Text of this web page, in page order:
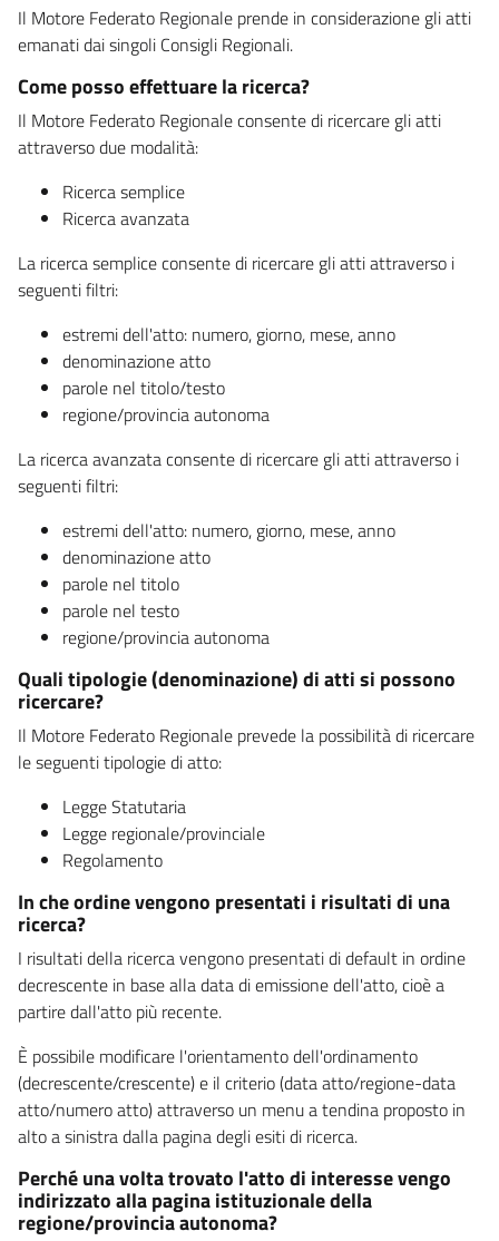
Il Motore Federato Regionale prende in considerazione gli atti
emanati dai singoli Consigli Regionali.
Come posso effettuare la ricerca?
Il Motore Federato Regionale consente di ricercare gli atti
attraverso due modalità:
Ricerca semplice
Ricerca avanzata
La ricerca semplice consente di ricercare gli atti attraverso i
seguenti filtri:
estremi dell'atto: numero, giorno, mese, anno
denominazione atto
parole nel titolo/testo
regione/provincia autonoma
La ricerca avanzata consente di ricercare gli atti attraverso i
seguenti filtri:
estremi dell'atto: numero, giorno, mese, anno
denominazione atto
parole nel titolo
parole nel testo
regione/provincia autonoma
Quali tipologie (denominazione) di atti si possono
ricercare?
Il Motore Federato Regionale prevede la possibilità di ricercare
le seguenti tipologie di atto:
Legge Statutaria
Legge regionale/provinciale
Regolamento
In che ordine vengono presentati i risultati di una
ricerca?
I risultati della ricerca vengono presentati di default in ordine
decrescente in base alla data di emissione dell'atto, cioè a
partire dall'atto più recente.
È possibile modificare l'orientamento dell'ordinamento
(decrescente/crescente) e il criterio (data atto/regione-data
atto/numero atto) attraverso un menu a tendina proposto in
alto a sinistra dalla pagina degli esiti di ricerca.
Perché una volta trovato l'atto di interesse vengo
indirizzato alla pagina istituzionale della
regione/provincia autonoma?